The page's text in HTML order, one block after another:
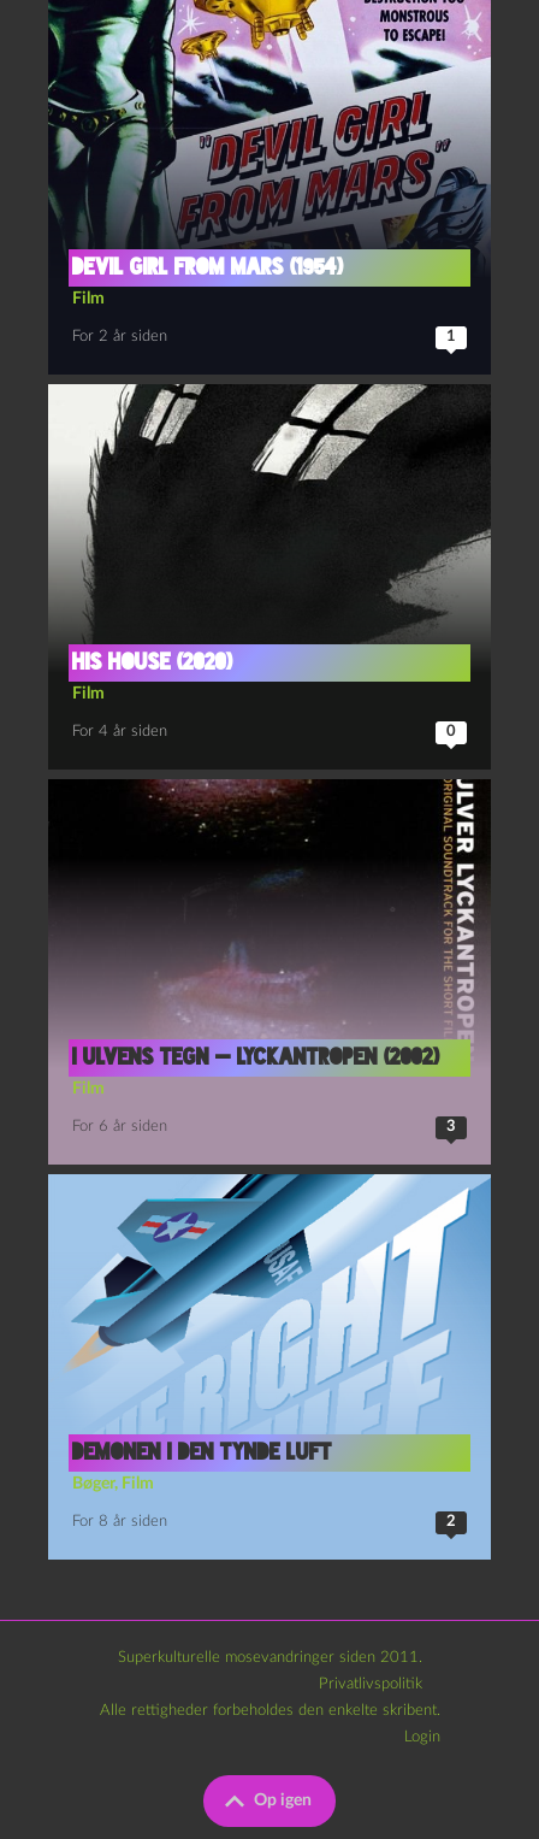
Devil Girl from Mars (1954)
Film
For 2 år siden 1
His house (2020)
Film
For 4 år siden 0
I ulvens tegn — Lyckantropen (2002)
Film
For 6 år siden 3
Demonen i den tynde luft
Bøger, Film
For 8 år siden 2
Superkulturelle mosevandringer siden 2011.
Privatlivspolitik
Op igen
Alle rettigheder forbeholdes den enkelte skribent.
Login